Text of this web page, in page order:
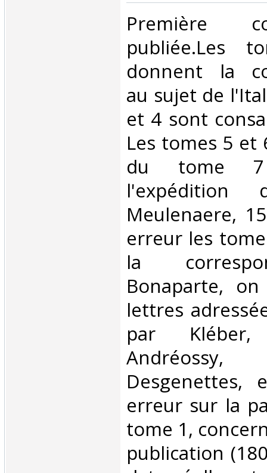
‎Première
publiée.Les
donnent la
au sujet de
et 4 sont
Les tomes 5
du tome 7
l'expédition
Meulenaere,
erreur les
la
Bonaparte,
lettres
par Kléber,
erreur sur la
tome 1,
publication